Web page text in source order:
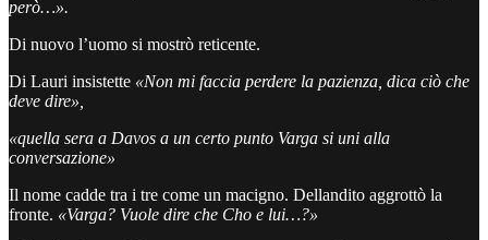
però…».
Di nuovo l’uomo si mostrò reticente.
Di Lauri insistette «Non mi faccia perdere la pazienza, dica ciò che
deve dire»,
«quella sera a Davos a un certo punto Varga si uni alla
conversazione»
Il nome cadde tra i tre come un macigno. Dellandito aggrottò la
fronte. «Varga? Vuole dire che Cho e lui…?»